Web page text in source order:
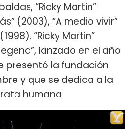
“Ricky Martin”
(2003), “A medio vivir”
“Ricky Martin”
lanzado en el año
presentó la fundación
y que se dedica a la
humana.